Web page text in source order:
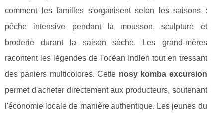
comment les familles s'organisent selon les saisons :
pêche intensive pendant la mousson, sculpture et
broderie durant la saison sèche. Les grand-mères
racontent les légendes de l'océan Indien tout en tressant
des paniers multicolores. Cette nosy komba excursion
permet d'acheter directement aux producteurs, soutenant
l'économie locale de manière authentique. Les jeunes du